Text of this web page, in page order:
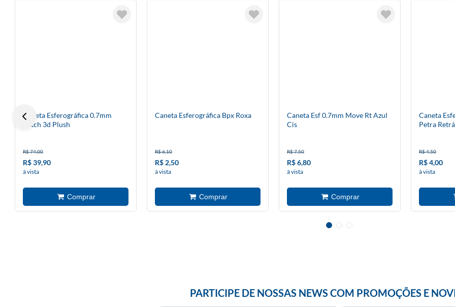
Caneta Esferográfica 0.7mm
Stitch 3d Plush
R$ 74,00
R$ 39,90
à vista
Caneta Esferográfica Bpx Roxa
R$ 6,10
R$ 2,50
à vista
Caneta Esf 0.7mm Move Rt Azul
Cis
R$ 7,50
R$ 6,80
à vista
Caneta
Petra
R$ 4,50
R$ 4,00
à vista
PARTICIPE DE NOSSAS NEWS COM PROMOÇÕES E